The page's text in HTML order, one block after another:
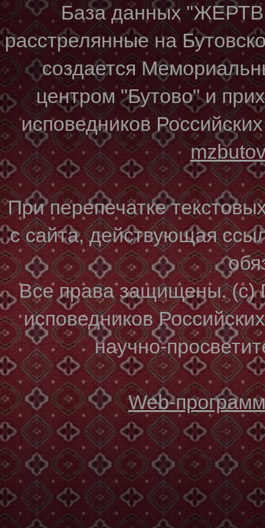
База данных
расстрелянные на
создается
центром "Бутово" и
исповедников
При перепечатке
с сайта, действующая
Все права защищены. (с)
исповедников
научно-
Web-